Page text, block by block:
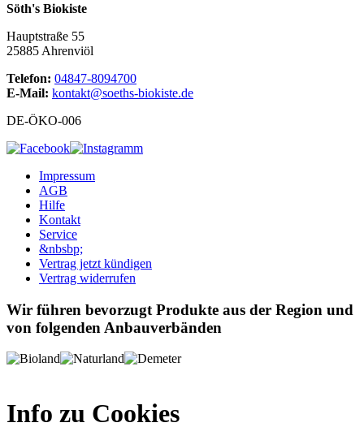
Söth's Biokiste
Hauptstraße 55
25885 Ahrenviöl
Telefon: 04847-8094700
E-Mail: kontakt@soeths-biokiste.de
DE-ÖKO-006
Impressum
AGB
Hilfe
Kontakt
Service
&nbsbp;
Vertrag jetzt kündigen
Vertrag widerrufen
Wir führen bevorzugt Produkte aus der Region und
von folgenden Anbauverbänden
Info zu Cookies